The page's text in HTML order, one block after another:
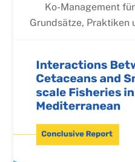
Ko-Management
Grundsätze, Praktiken